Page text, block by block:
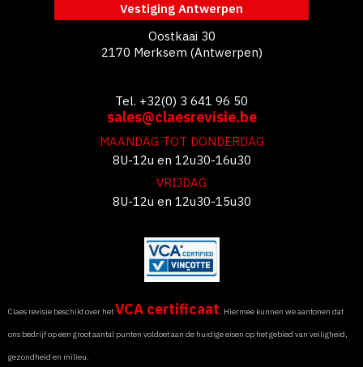
Vestiging Antwerpen
Oostkaai 30
2170 Merksem (Antwerpen)
Tel. +32(0) 3 641 96 50
sales@claesrevisie.be
MAANDAG TOT DONDERDAG
8U-12u en 12u30-16u30
VRIJDAG
8U-12u en 12u30-15u30
Claes revisie beschikt over hetVCA certificaat. Hiermee kunnen we aantonen dat
ons bedrijf op een groot aantal punten voldoet aan de huidige eisen op het gebied van veiligheid,
gezondheid en milieu.